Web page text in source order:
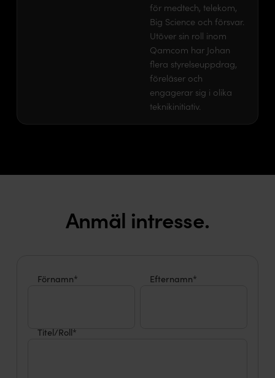
för medtech, telekom,
Big Science och försvar.
Utöver sin roll inom
Qamcom har Johan
flera styrelseuppdrag,
föreläser och
engagerar sig i olika
teknikinitiativ.
Anmäl intresse.
Förnamn* Efternamn*
Titel/Roll*